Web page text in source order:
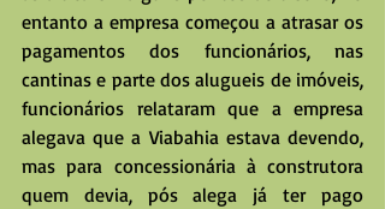
entanto a empresa começou a atrasar os
pagamentos dos funcionários, nas
cantinas e parte dos alugueis de imóveis,
funcionários relataram que a empresa
alegava que a Viabahia estava devendo,
mas para concessionária à construtora
quem devia, pós alega já ter pago